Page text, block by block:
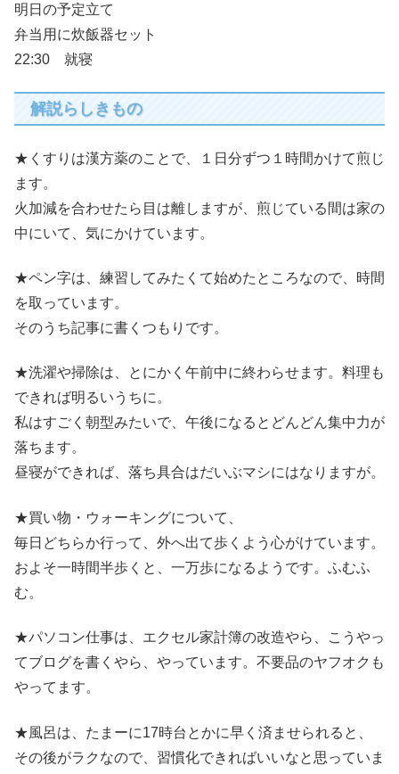
明日の予定立て
弁当用に炊飯器セット
22:30 就寝
解説らしきもの
★くすりは漢方薬のことで、１日分ずつ１時間かけて煎じ
ます。
火加減を合わせたら目は離しますが、煎じている間は家の
中にいて、気にかけています。
★ペン字は、練習してみたくて始めたところなので、時間
を取っています。
そのうち記事に書くつもりです。
★洗濯や掃除は、とにかく午前中に終わらせます。料理も
できれば明るいうちに。
私はすごく朝型みたいで、午後になるとどんどん集中力が
落ちます。
昼寝ができれば、落ち具合はだいぶマシにはなりますが。
★買い物・ウォーキングについて、
毎日どちらか行って、外へ出て歩くよう心がけています。
およそ一時間半歩くと、一万歩になるようです。ふむふ
む。
★パソコン仕事は、エクセル家計簿の改造やら、こうやっ
てブログを書くやら、やっています。不要品のヤフオクも
やってます。
★風呂は、たまーに17時台とかに早く済ませられると、
その後がラクなので、習慣化できればいいなと思っていま